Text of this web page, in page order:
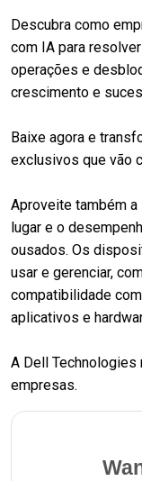
Descubra como
com IA para
operações e
crescimento e
Baixe agora e
exclusivos que vão
Aproveite também a
lugar e o
ousados. Os
usar e gerenciar,
compatibilidade
aplicativos e
A Dell Technologies
empresas.